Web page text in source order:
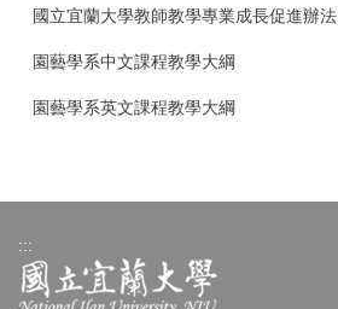
國立宜蘭大學教師教學專業成長促進辦法
園藝學系中文課程教學大綱
園藝學系英文課程教學大綱
:::